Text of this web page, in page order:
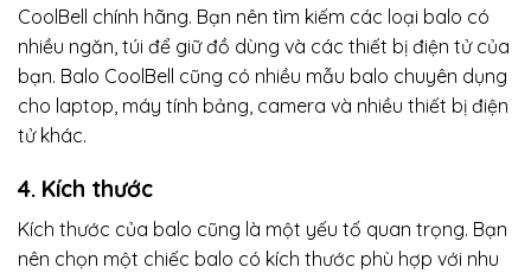
CoolBell chính hãng. Bạn nên tìm kiếm các loại balo có
nhiều ngăn, túi để giữ đồ dùng và các thiết bị điện tử của
bạn. Balo CoolBell cũng có nhiều mẫu balo chuyên dụng
cho laptop, máy tính bảng, camera và nhiều thiết bị điện
tử khác.
4. Kích thước
Kích thước của balo cũng là một yếu tố quan trọng. Bạn
nên chọn một chiếc balo có kích thước phù hợp với nhu